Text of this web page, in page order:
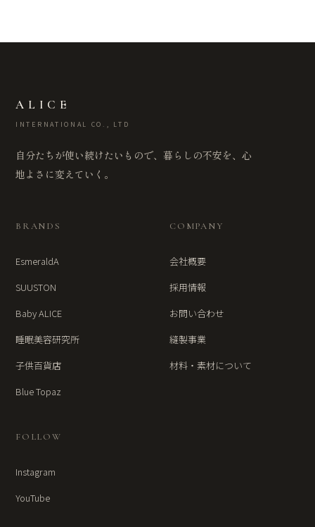
ALICE
INTERNATIONAL CO., LTD
自分たちが使い続けたいもので、暮らしの不安を、心
地よさに変えていく。
BRANDS
EsmeraldA
SUUSTON
Baby ALICE
睡眠美容研究所
子供百貨店
Blue Topaz
COMPANY
会社概要
採用情報
お問い合わせ
縫製事業
材料・素材について
FOLLOW
Instagram
YouTube